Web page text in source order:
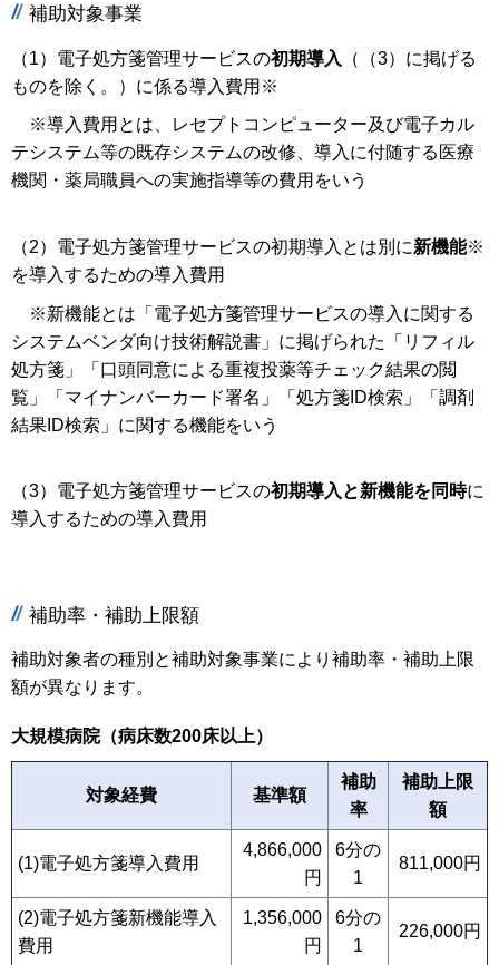
補助対象事業
（1）電子処方箋管理サービスの初期導入
（（3）に掲げる
ものを除く。）に係る導入費用※
※導入費用とは、レセプトコンピューター及び電子カル
テシステム等の既存システムの改修、導入に付随する医療
機関・薬局職員への実施指導等の費用をいう
（2）電子処方箋管理サービスの初期導入とは別に新機能※
を導入するための導入費用
※新機能とは「電子処方箋管理サービスの導入に関する
システムベンダ向け技術解説書」に掲げられた「リフィル
処方箋」「口頭同意による重複投薬等チェック結果の閲
覧」「マイナンバーカード署名」「処方箋ID検索」「調剤
結果ID検索」に関する機能をいう
（3）電子処方箋管理サービスの初期導入と新機能を同時に
導入するための導入費用
補助率・補助上限額
補助対象者の種別と補助対象事業により補助率・補助上限
額が異なります。
大規模病院（病床数200床以上）
対象経費 基準額
補助
率
補助上限
額
(1)電子処方箋導入費用
4,866,000
円
6分の
1
811,000円
(2)電子処方箋新機能導入
費用
1,356,000
円
6分の
1
226,000円